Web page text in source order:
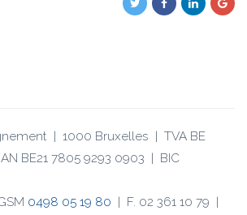
| 1000 Bruxelles | TVA BE
BE21 7805 9293 0903 | BIC
0498 05 19 80 | F. 02 361 10 79 |